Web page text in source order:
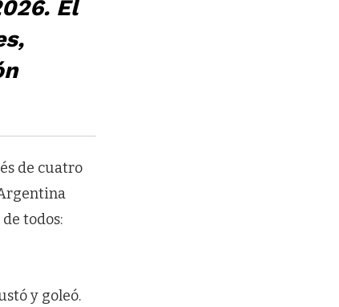
El
de cuatro
todos:
y goleó.